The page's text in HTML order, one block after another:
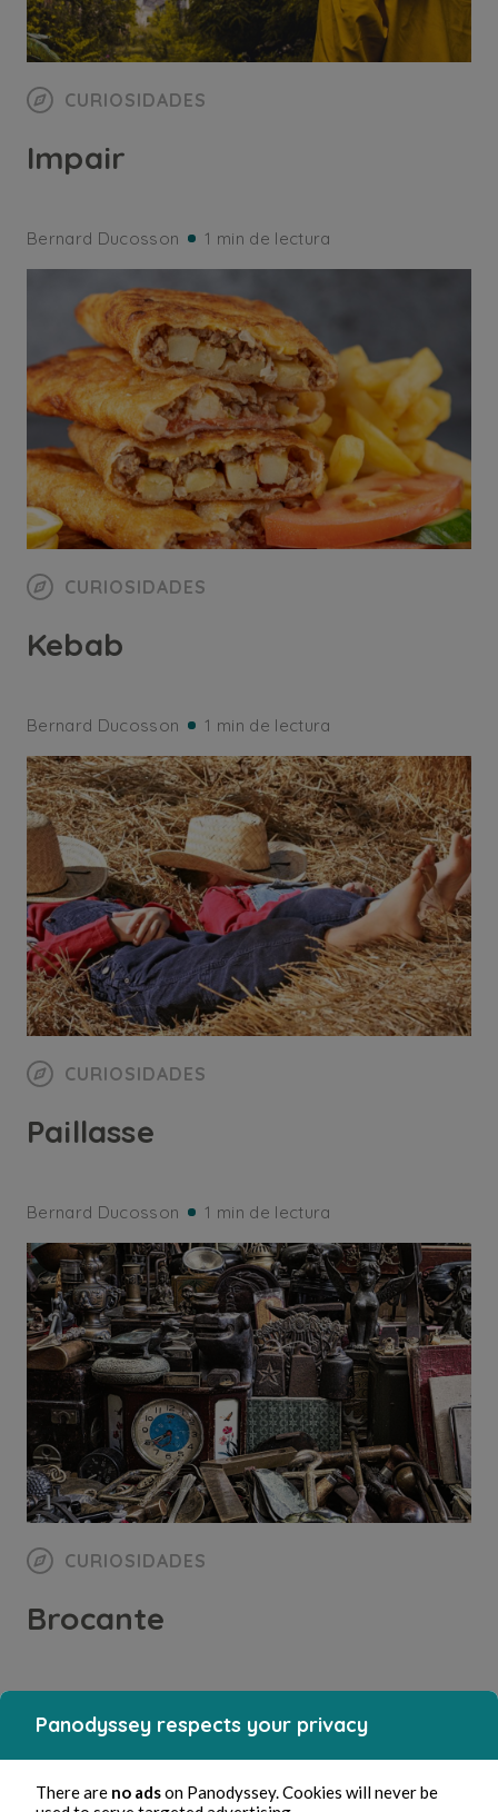
CURIOSIDADES
Impair
Bernard Ducosson 1 min de lectura
CURIOSIDADES
Kebab
Bernard Ducosson 1 min de lectura
CURIOSIDADES
Paillasse
Bernard Ducosson 1 min de lectura
CURIOSIDADES
Brocante
Panodyssey respects your privacy
There are no adson Panodyssey. Cookies will never be